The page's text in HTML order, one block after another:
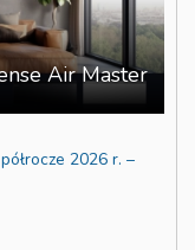
Air Master
2026 r. –